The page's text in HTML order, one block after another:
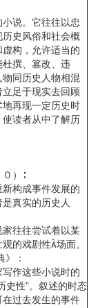
说。它往往以忠
史风俗和社会概
构，允许适当的
撰、篡改、违
同历史人物相混
足于现实去回顾
再现一定历史时
读者从中了解历
）∶
构成事件发展的
真实的历史人
往往尝试着以某
的戏剧性场面。
：
作这些小说时的
史性”。叙述的时态
过去发生的事件